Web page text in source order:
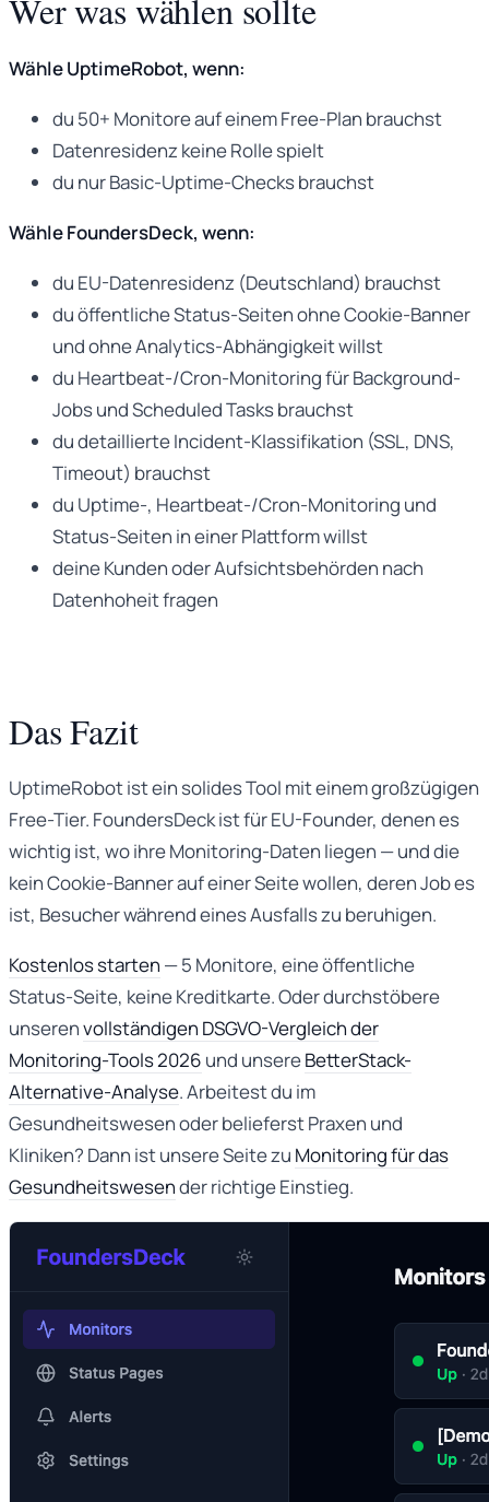
Wer was wählen sollte
Wähle UptimeRobot, wenn:
du 50+ Monitore auf einem Free-Plan brauchst
Datenresidenz keine Rolle spielt
du nur Basic-Uptime-Checks brauchst
Wähle FoundersDeck, wenn:
du EU-Datenresidenz (Deutschland) brauchst
du öffentliche Status-Seiten ohne Cookie-Banner
und ohne Analytics-Abhängigkeit willst
du Heartbeat-/Cron-Monitoring für Background-
Jobs und Scheduled Tasks brauchst
du detaillierte Incident-Klassifikation (SSL, DNS,
Timeout) brauchst
du Uptime-, Heartbeat-/Cron-Monitoring und
Status-Seiten in einer Plattform willst
deine Kunden oder Aufsichtsbehörden nach
Datenhoheit fragen
Das Fazit
UptimeRobot ist ein solides Tool mit einem großzügigen
Free-Tier. FoundersDeck ist für EU-Founder, denen es
wichtig ist, wo ihre Monitoring-Daten liegen — und die
kein Cookie-Banner auf einer Seite wollen, deren Job es
ist, Besucher während eines Ausfalls zu beruhigen.
Kostenlos starten — 5 Monitore, eine öffentliche
Status-Seite, keine Kreditkarte. Oder durchstöbere
unserenvollständigen DSGVO-Vergleich der
Monitoring-Tools 2026 und unsereBetterStack-
Alternative-Analyse. Arbeitest du im
Gesundheitswesen oder belieferst Praxen und
Kliniken? Dann ist unsere Seite zu Monitoring für das
Gesundheitswesender richtige Einstieg.